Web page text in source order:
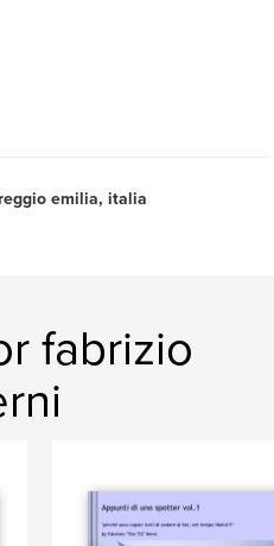
emilia, italia
fabrizio